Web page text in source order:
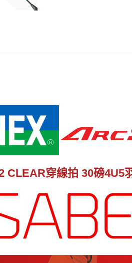
CLEAR穿線拍 30磅4U5